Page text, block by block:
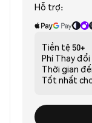
Hỗ trợ:
Tiền tệ 50+
Phí Thay đổi
Thời gian
Tốt nhất